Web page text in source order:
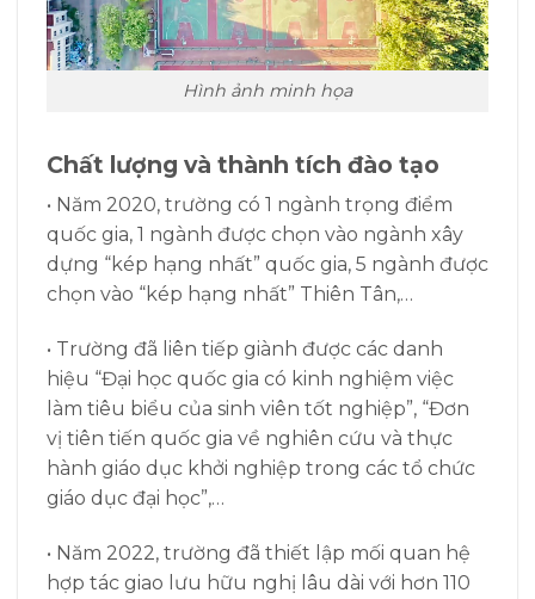
Hình ảnh minh họa
Chất lượng và thành tích đào tạo
• Năm 2020, trường có 1 ngành trọng điểm
quốc gia, 1 ngành được chọn vào ngành xây
dựng “kép hạng nhất” quốc gia, 5 ngành được
chọn vào “kép hạng nhất” Thiên Tân,…
• Trường đã liên tiếp giành được các danh
hiệu “Đại học quốc gia có kinh nghiệm việc
làm tiêu biểu của sinh viên tốt nghiệp”, “Đơn
vị tiên tiến quốc gia về nghiên cứu và thực
hành giáo dục khởi nghiệp trong các tổ chức
giáo dục đại học”,…
• Năm 2022, trường đã thiết lập mối quan hệ
hợp tác giao lưu hữu nghị lâu dài với hơn 110